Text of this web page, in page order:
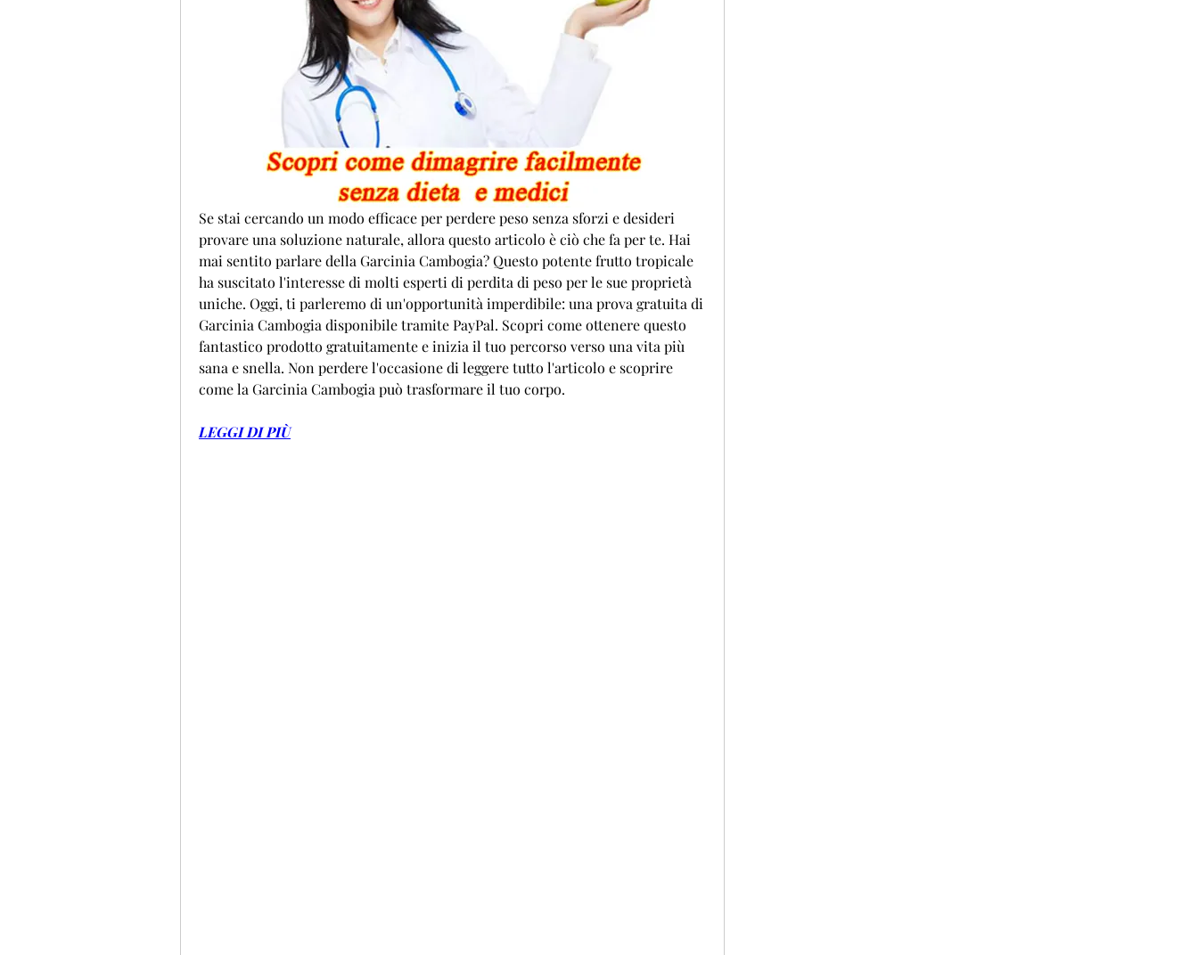
Se stai cercando un modo efficace per perdere peso senza sforzi e desideri
provare una soluzione naturale, allora questo articolo è ciò che fa per te. Hai
mai sentito parlare della Garcinia Cambogia? Questo potente frutto tropicale
ha suscitato l'interesse di molti esperti di perdita di peso per le sue proprietà
uniche. Oggi, ti parleremo di un'opportunità imperdibile: una prova gratuita di
Garcinia Cambogia disponibile tramite PayPal. Scopri come ottenere questo
fantastico prodotto gratuitamente e inizia il tuo percorso verso una vita più
sana e snella. Non perdere l'occasione di leggere tutto l'articolo e scoprire
come la Garcinia Cambogia può trasformare il tuo corpo.
LEGGI DI PIÙ